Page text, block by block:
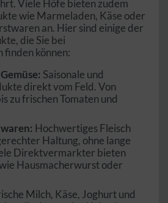
Viele Höfe bieten zudem
wie Marmeladen, Käse oder
an. Hier sind einige der
die Sie bei
können:
Saisonale und
direkt vom Feld. Von
zu frischen Tomaten und
Hochwertiges Fleisch
Haltung, ohne lange
Direktvermarkter bieten
Hausmacherwurst oder
Milch, Käse, Joghurt und